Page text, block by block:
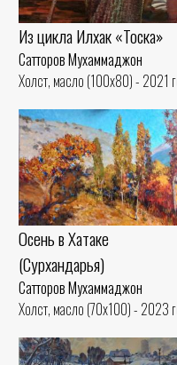
Из цикла Илхак «Тоска»
Сатторов Мухаммаджон
Холст, масло (100x80) - 2021
Осень в Хатаке
(Сурхандарья)
Сатторов Мухаммаджон
Холст, масло (70x100) - 2023